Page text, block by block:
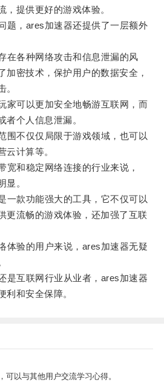
，提供更好的游戏体验。
，ares加速器还提供了一层额外
各种网络攻击和信息泄漏的风
加密技术，保护用户的数据安全，
。
可以更加安全地畅游互联网，而
者个人信息泄漏。
不仅仅局限于游戏领域，也可以
云计算等。
和稳定网络连接的行业来说，
显。
款功能强大的工具，它不仅可以
更流畅的游戏体验，还加强了互联
验的用户来说，ares加速器无疑
互联网行业从业者，ares加速器
利和安全保障。
可以与其他用户交流学习心得。